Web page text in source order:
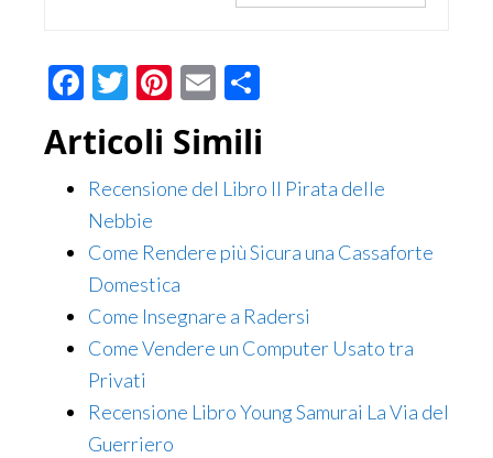
Facebook
Twitter
Pinterest
Email
Articoli Simili
Recensione del Libro Il Pirata delle
Nebbie
Come Rendere più Sicura una Cassaforte
Domestica​
Come Insegnare a Radersi
Come Vendere un Computer Usato tra
Privati
Recensione Libro Young Samurai La Via del
Guerriero